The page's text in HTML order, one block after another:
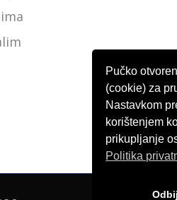
Pučko
(cookie) za
Nastavkom
korištenjem
prikupljanje
Politika
Odbij